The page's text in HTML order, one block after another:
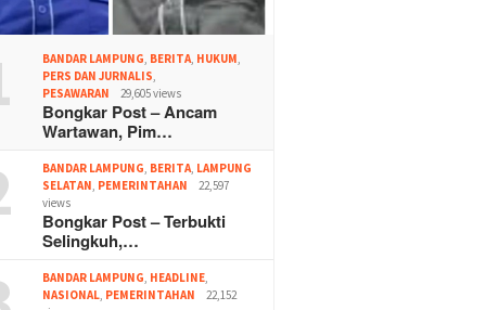
BANDAR LAMPUNG BERITA HUKUM
PERS DAN JURNALIS
PESAWARAN
29,605 views
Bongkar Post – Ancam
Wartawan, Pim…
BANDAR LAMPUNG BERITA LAMPUNG
SELATAN PEMERINTAHAN
22,597
views
Bongkar Post – Terbukti
Selingkuh,…
BANDAR LAMPUNG HEADLINE
NASIONAL PEMERINTAHAN
22,152